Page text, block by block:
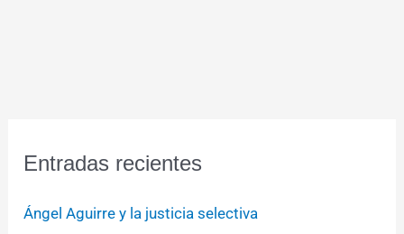
Entradas recientes
Ángel Aguirre y la justicia selectiva